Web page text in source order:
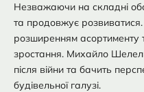
Незважаючи на складні
та продовжує
розширенням асортименту
зростання. Михайло
після війни та бачить
будівельної галузі.